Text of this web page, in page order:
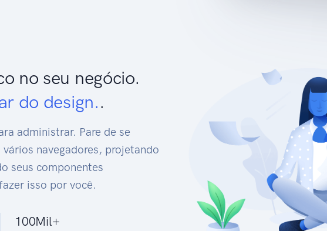
no seu negócio.
do design..
administrar. Pare de se
navegadores, projetando
seus componentes
isso por você.
100Mil+